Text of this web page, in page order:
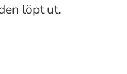
löpt ut.